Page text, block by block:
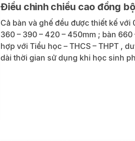
Điều chỉnh chiều cao đồng
Cả bàn và ghế đều được thiết kế
360 – 390 – 420 – 450mm ; bàn
hợp với Tiểu học – THCS – THPT ,
dài thời gian sử dụng khi học sinh